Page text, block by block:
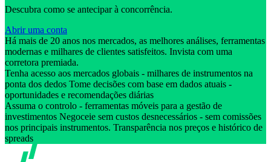
Descubra como se antecipar à concorrência.
Abrir uma conta
Há mais de 20 anos nos mercados, as melhores análises, ferramentas
modernas e milhares de clientes satisfeitos. Invista com uma
corretora premiada.
Tenha acesso aos mercados globais - milhares de instrumentos na
ponta dos dedos Tome decisões com base em dados atuais -
oportunidades e recomendações diárias
Assuma o controlo - ferramentas móveis para a gestão de
investimentos Negoceie sem custos desnecessários - sem comissões
nos principais instrumentos. Transparência nos preços e histórico de
spreads